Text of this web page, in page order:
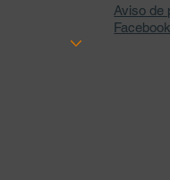
Facebook
Aviso de